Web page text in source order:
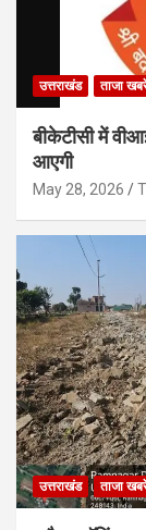
उत्तराखंड ताजा
बीकेटीसी में
आएगी
May 28, 2026
उत्तराखंड ताजा